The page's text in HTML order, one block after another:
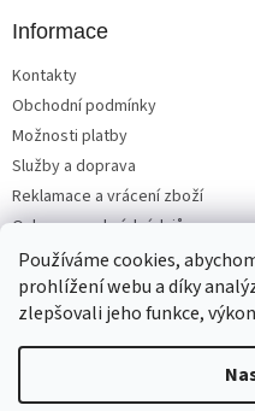
Používáme cookies,
prohlížení webu a díky
zlepšovali jeho funkce,
Informace
Kontakty
Obchodní podmínky
Možnosti platby
Služby a doprava
Reklamace a vrácení zboží
Ochrana osobních údajů